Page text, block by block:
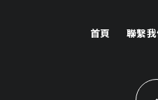
首頁 聯繫